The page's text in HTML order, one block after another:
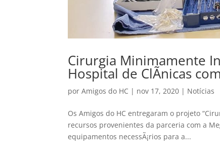
Cirurgia Minimamente
Hospital de ClÃ­nicas
porAmigos do HC | nov 17, 2020 | Notícias
Os Amigos do HC entregaram o projeto
recursos provenientes da parceria com a
equipamentos necessÃ¡rios para a...